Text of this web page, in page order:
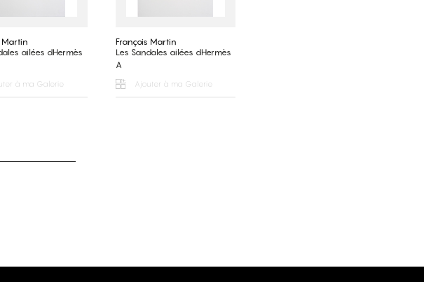
Martin
ailées dHermès
à ma Galerie
François Martin
Les Sandales ailées dHermès
A
Ajouter à ma Galerie